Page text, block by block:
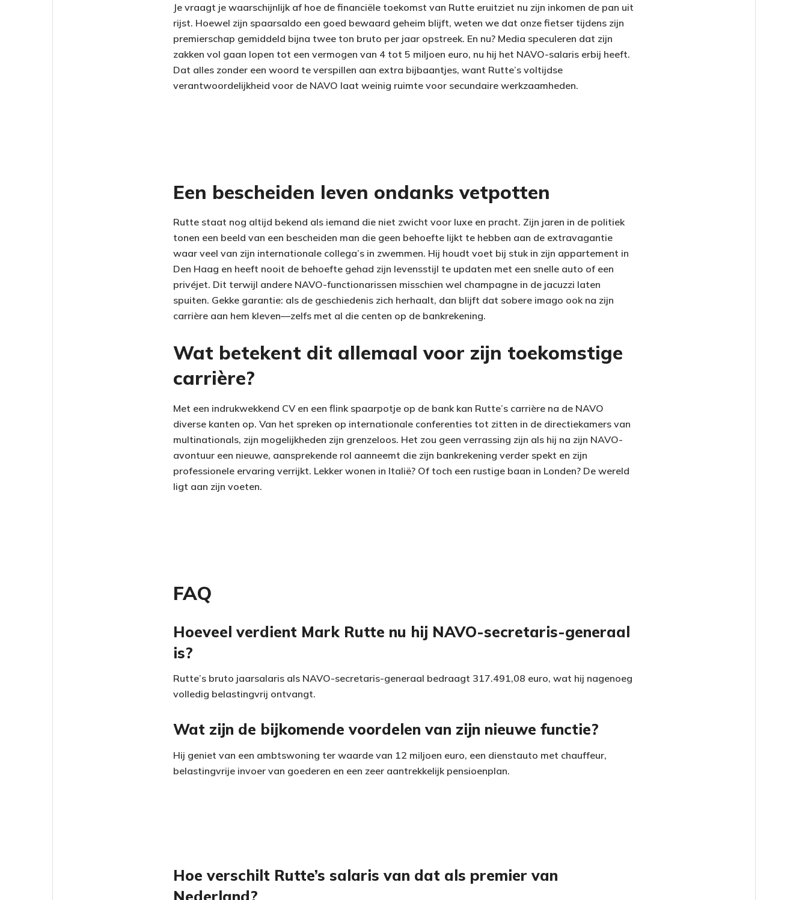
Je vraagt je waarschijnlijk af hoe de financiële toekomst van Rutte eruitziet nu zijn inkomen de pan uit
rijst. Hoewel zijn spaarsaldo een goed bewaard geheim blijft, weten we dat onze fietser tijdens zijn
premierschap gemiddeld bijna twee ton bruto per jaar opstreek. En nu? Media speculeren dat zijn
zakken vol gaan lopen tot een vermogen van 4 tot 5 miljoen euro, nu hij het NAVO-salaris erbij heeft.
Dat alles zonder een woord te verspillen aan extra bijbaantjes, want Rutte’s voltijdse
verantwoordelijkheid voor de NAVO laat weinig ruimte voor secundaire werkzaamheden.
Een bescheiden leven ondanks vetpotten
Rutte staat nog altijd bekend als iemand die niet zwicht voor luxe en pracht. Zijn jaren in de politiek
tonen een beeld van een bescheiden man die geen behoefte lijkt te hebben aan de extravagantie
waar veel van zijn internationale collega’s in zwemmen. Hij houdt voet bij stuk in zijn appartement in
Den Haag en heeft nooit de behoefte gehad zijn levensstijl te updaten met een snelle auto of een
privéjet. Dit terwijl andere NAVO-functionarissen misschien wel champagne in de jacuzzi laten
spuiten. Gekke garantie: als de geschiedenis zich herhaalt, dan blijft dat sobere imago ook na zijn
carrière aan hem kleven—zelfs met al die centen op de bankrekening.
Wat betekent dit allemaal voor zijn toekomstige
carrière?
Met een indrukwekkend CV en een flink spaarpotje op de bank kan Rutte’s carrière na de NAVO
diverse kanten op. Van het spreken op internationale conferenties tot zitten in de directiekamers van
multinationals, zijn mogelijkheden zijn grenzeloos. Het zou geen verrassing zijn als hij na zijn NAVO-
avontuur een nieuwe, aansprekende rol aanneemt die zijn bankrekening verder spekt en zijn
professionele ervaring verrijkt. Lekker wonen in Italië? Of toch een rustige baan in Londen? De wereld
ligt aan zijn voeten.
FAQ
Hoeveel verdient Mark Rutte nu hij NAVO-secretaris-generaal
is?
Rutte’s bruto jaarsalaris als NAVO-secretaris-generaal bedraagt 317.491,08 euro, wat hij nagenoeg
volledig belastingvrij ontvangt.
Wat zijn de bijkomende voordelen van zijn nieuwe functie?
Hij geniet van een ambtswoning ter waarde van 12 miljoen euro, een dienstauto met chauffeur,
belastingvrije invoer van goederen en een zeer aantrekkelijk pensioenplan.
Hoe verschilt Rutte’s salaris van dat als premier van
Nederland?